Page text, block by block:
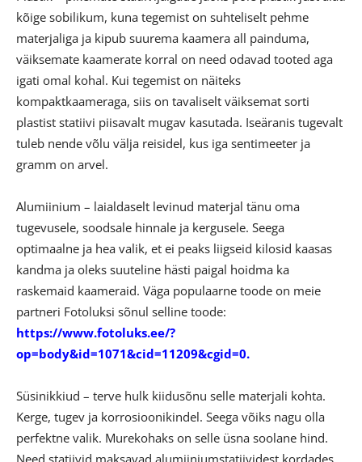
kõige sobilikum, kuna tegemist on suhteliselt pehme
materjaliga ja kipub suurema kaamera all painduma,
väiksemate kaamerate korral on need odavad tooted aga
igati omal kohal. Kui tegemist on näiteks
kompaktkaameraga, siis on tavaliselt väiksemat sorti
plastist statiivi piisavalt mugav kasutada. Iseäranis tugevalt
tuleb nende võlu välja reisidel, kus iga sentimeeter ja
gramm on arvel.
Alumiinium – laialdaselt levinud materjal tänu oma
tugevusele, soodsale hinnale ja kergusele. Seega
optimaalne ja hea valik, et ei peaks liigseid kilosid kaasas
kandma ja oleks suuteline hästi paigal hoidma ka
raskemaid kaameraid. Väga populaarne toode on meie
partneri Fotoluksi sõnul selline toode:
https://www.fotoluks.ee/?
op=body&id=1071&cid=11209&cgid=0.
Süsinikkiud – terve hulk kiidusõnu selle materjali kohta.
Kerge, tugev ja korrosioonikindel. Seega võiks nagu olla
perfektne valik. Murekohaks on selle üsna soolane hind.
Need statiivid maksavad alumiiniumstatiividest kordades